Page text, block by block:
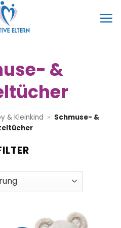
&
& Kleinkind » Schmuse- &